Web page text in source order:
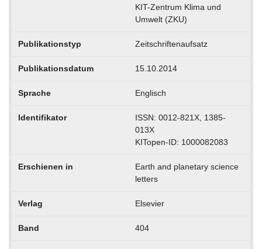
KIT-Zentrum Klima und
Umwelt (ZKU)
Publikationstyp Zeitschriftenaufsatz
Publikationsdatum 15.10.2014
Sprache Englisch
Identifikator
ISSN: 0012-821X, 1385-
013X
KITopen-ID: 1000082083
Erschienen in
Earth and planetary science
letters
Verlag Elsevier
Band 404